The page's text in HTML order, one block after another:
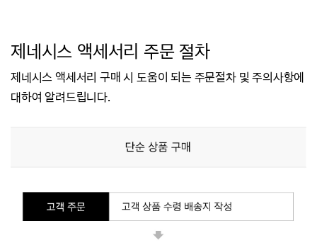
제네시스 액세서리 주문 절차
제네시스 액세서리 구매 시 도움이 되는 주문절차 및 주의사항에
대하여 알려드립니다.